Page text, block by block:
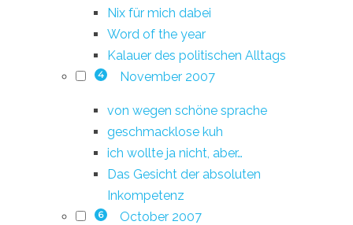
Nix für mich dabei
Word of the year
Kalauer des politischen Alltags
4 November 2007
von wegen schöne sprache
geschmacklose kuh
ich wollte ja nicht, aber…
Das Gesicht der absoluten
Inkompetenz
6 October 2007